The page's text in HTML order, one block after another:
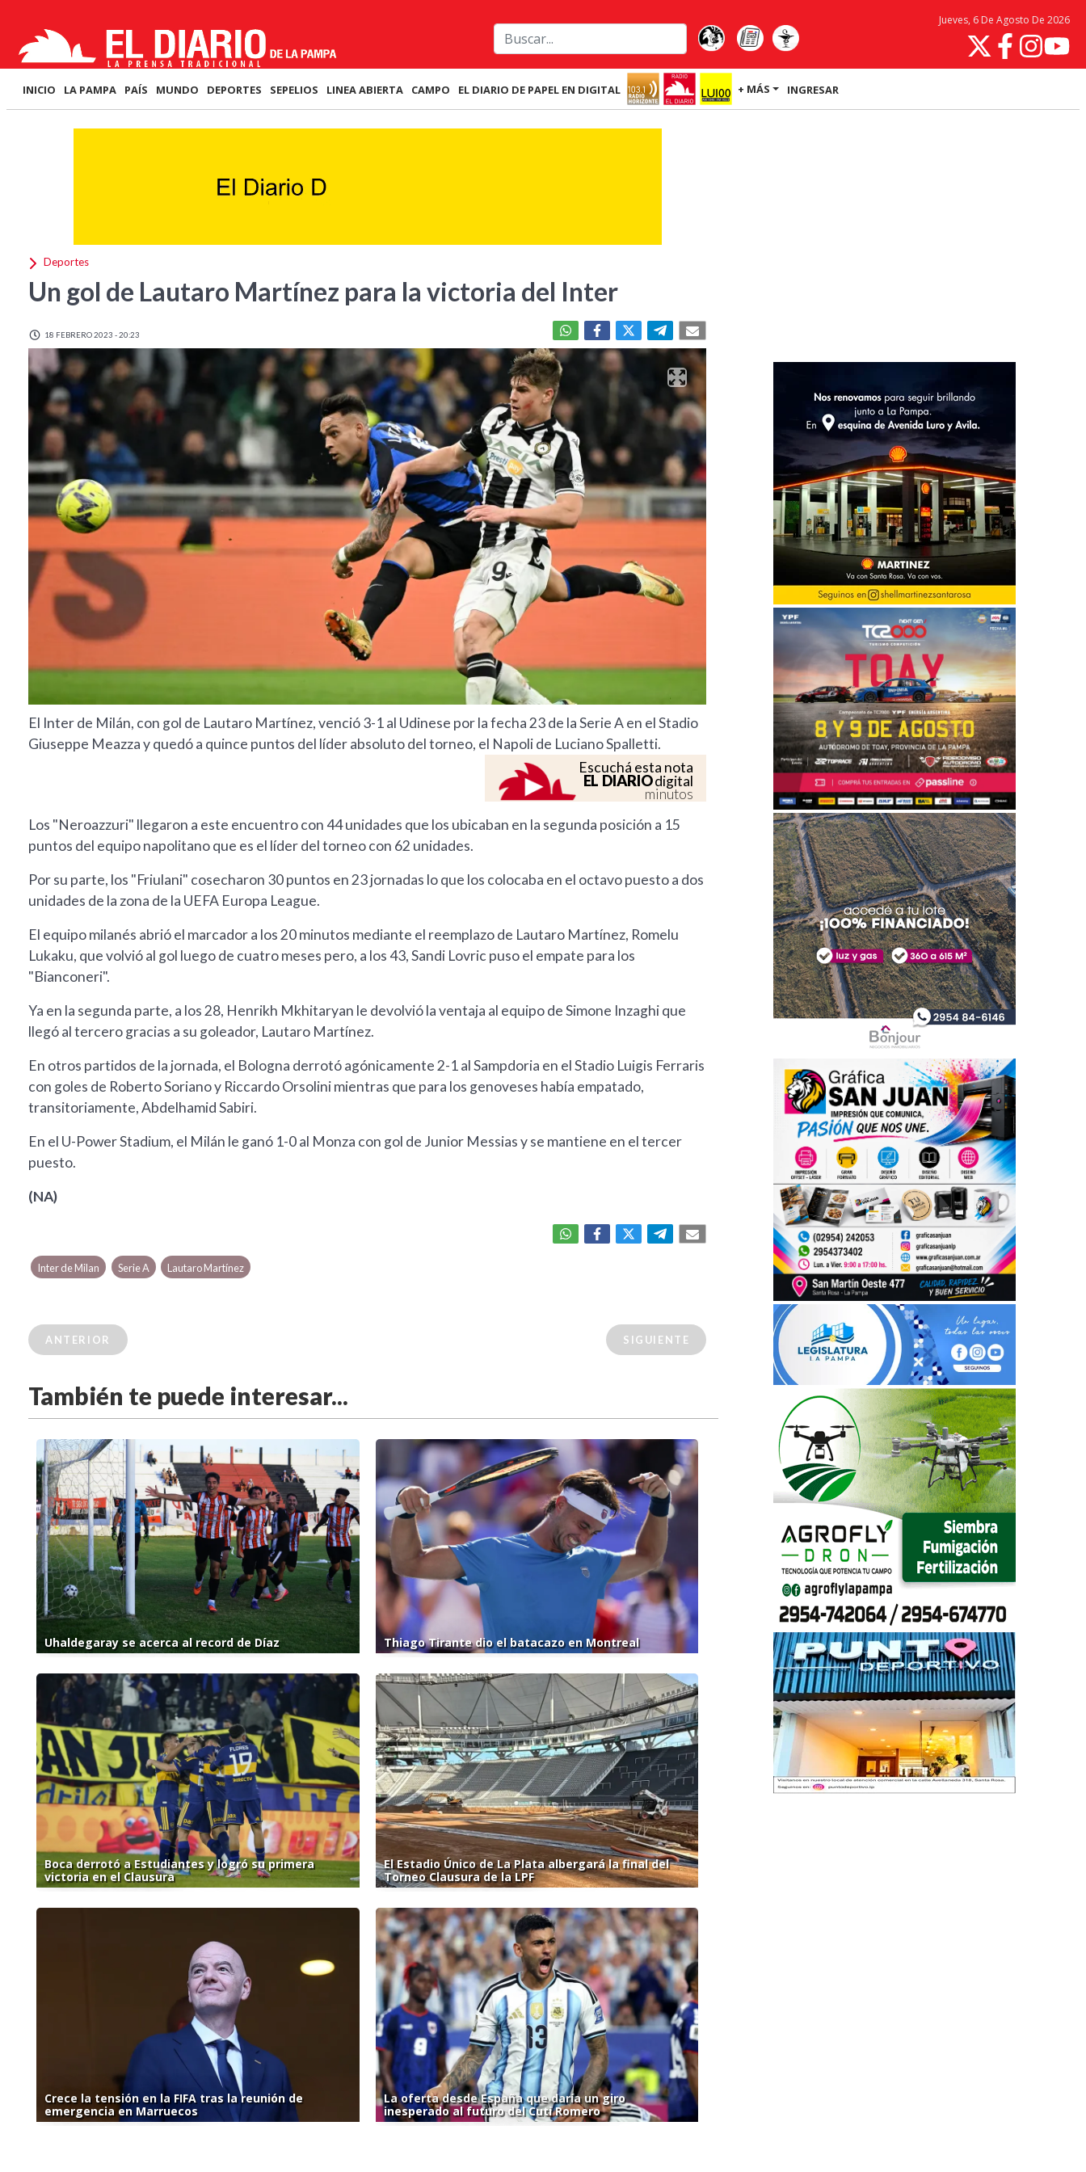
Jueves, 6 De Agosto De 2026
INICIO LA PAMPA PAÍS MUNDO DEPORTES SEPELIOS LINEA ABIERTA CAMPO EL DIARIO DE PAPEL EN DIGITAL + MÁS INGRESAR
Deportes
Un gol de Lautaro Martínez para la victoria del Inter
18 FEBRERO 2023 - 20:23
El Inter de Milán, con gol de Lautaro Martínez, venció 3-1 al Udinese por la fecha 23 de la Serie A en el Stadio
Giuseppe Meazza y quedó a quince puntos del líder absoluto del torneo, el Napoli de Luciano Spalletti.
Escuchá esta nota
EL DIARIOdigital
minutos
Los "Neroazzuri" llegaron a este encuentro con 44 unidades que los ubicaban en la segunda posición a 15
puntos del equipo napolitano que es el líder del torneo con 62 unidades.
Por su parte, los "Friulani" cosecharon 30 puntos en 23 jornadas lo que los colocaba en el octavo puesto a dos
unidades de la zona de la UEFA Europa League.
El equipo milanés abrió el marcador a los 20 minutos mediante el reemplazo de Lautaro Martínez, Romelu
Lukaku, que volvió al gol luego de cuatro meses pero, a los 43, Sandi Lovric puso el empate para los
"Bianconeri".
Ya en la segunda parte, a los 28, Henrikh Mkhitaryan le devolvió la ventaja al equipo de Simone Inzaghi que
llegó al tercero gracias a su goleador, Lautaro Martínez.
En otros partidos de la jornada, el Bologna derrotó agónicamente 2-1 al Sampdoria en el Stadio Luigis Ferraris
con goles de Roberto Soriano y Riccardo Orsolini mientras que para los genoveses había empatado,
transitoriamente, Abdelhamid Sabiri.
En el U-Power Stadium, el Milán le ganó 1-0 al Monza con gol de Junior Messias y se mantiene en el tercer
puesto.
(NA)
Inter de Milan Serie A Lautaro Martínez
ANTERIOR SIGUIENTE
También te puede interesar...
Uhaldegaray se acerca al record de Díaz Thiago Tirante dio el batacazo en Montreal
Boca derrotó a Estudiantes y logró su primera
victoria en el Clausura
El Estadio Único de La Plata albergará la final del
Torneo Clausura de la LPF
Crece la tensión en la FIFA tras la reunión de
emergencia en Marruecos
La oferta desde España que daría un giro
inesperado al futuro del Cuti Romero